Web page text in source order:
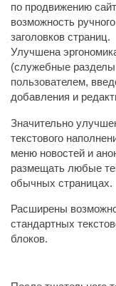
по продвижению
возможность
заголовков страниц.
Улучшена
(служебные
пользователем,
добавления и
Значительно
текстового
меню новостей и
размещать любые
обычных страницах.
Расширены
стандартных
блоков.